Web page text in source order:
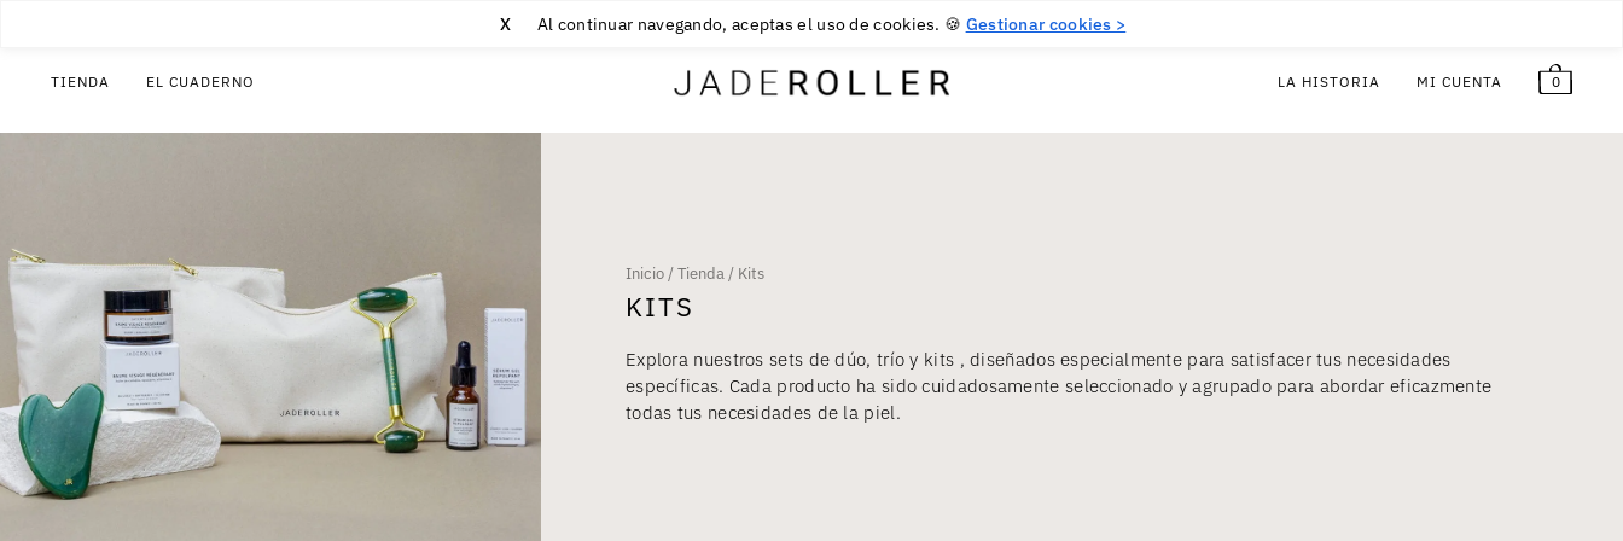
Al continuar navegando, aceptas el uso de cookies. 🍪 Gestionar cookies >
X 30€
DEVOLUCIONES GRATUITAS DURANTE 30 DÍAS
TIENDA EL CUADERNO LA HISTORIA MI CUENTA 0
Inicio/Tienda/ Kits
KITS
Explora nuestros sets de dúo, trío y kits , diseñados especialmente para satisfacer tus necesidades
específicas. Cada producto ha sido cuidadosamente seleccionado y agrupado para abordar eficazmente
todas tus necesidades de la piel.